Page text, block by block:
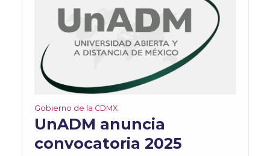
Gobierno de la CDMX
UnADM anuncia
convocatoria 2025